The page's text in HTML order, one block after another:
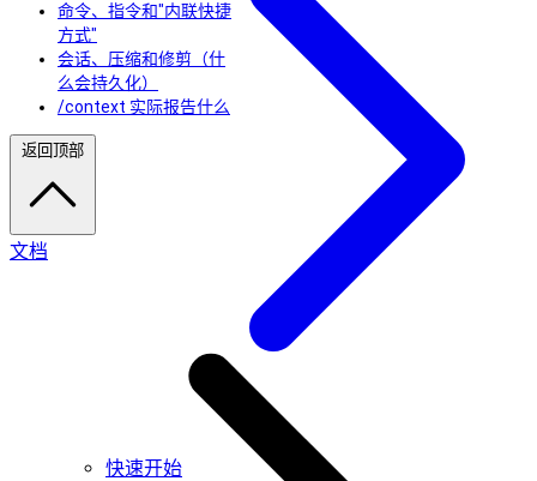
快速开始
命令、指令和"内联快捷
方式"
会话、压缩和修剪（什
么会持久化）
/context 实际报告什么
返回顶部
文档